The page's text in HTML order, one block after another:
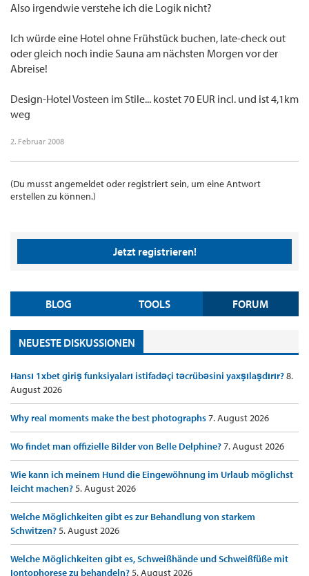
Also irgendwie verstehe ich die Logik nicht?
Ich würde eine Hotel ohne Frühstück buchen, late-check out
oder gleich noch indie Sauna am nächsten Morgen vor der
Abreise!
Design-Hotel Vosteen im Stile... kostet 70 EUR incl. und ist 4,1km
weg
2. Februar 2008
(Du musst angemeldet oder registriert sein, um eine Antwort
erstellen zu können.)
Jetzt registrieren!
BLOG TOOLS FORUM
NEUESTE DISKUSSIONEN
Hansı 1xbet giriş funksiyaları istifadəçi təcrübəsini yaxşılaşdırır?8.
August 2026
Why real moments make the best photographs7. August 2026
Wo findet man offizielle Bilder von Belle Delphine?7. August 2026
Wie kann ich meinem Hund die Eingewöhnung im Urlaub möglichst
leicht machen?5. August 2026
Welche Möglichkeiten gibt es zur Behandlung von starkem
Schwitzen?5. August 2026
Welche Möglichkeiten gibt es, Schweißhände und Schweißfüße mit
Iontophorese zu behandeln?5. August 2026